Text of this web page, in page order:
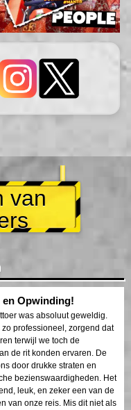
van
en Opwinding!
was absoluut geweldig.
zo professioneel, zorgend dat
terwijl we toch de
de rit konden ervaren. De
door drukke straten en
bezienswaardigheden. Het
leuk, en zeker een van de
van onze reis. Mis dit niet als